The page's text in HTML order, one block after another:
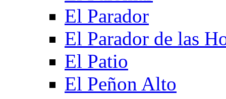
El Parador
El Parador de las
El Patio
El Peñon Alto